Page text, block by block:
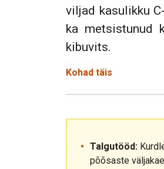
viljad kasulikku
ka metsistunud
kibuvits.
Kohad täis
Talgutööd:
põõsaste